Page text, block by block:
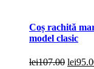
Coș rachită
model clasic
lei107.00 Prețul
lei